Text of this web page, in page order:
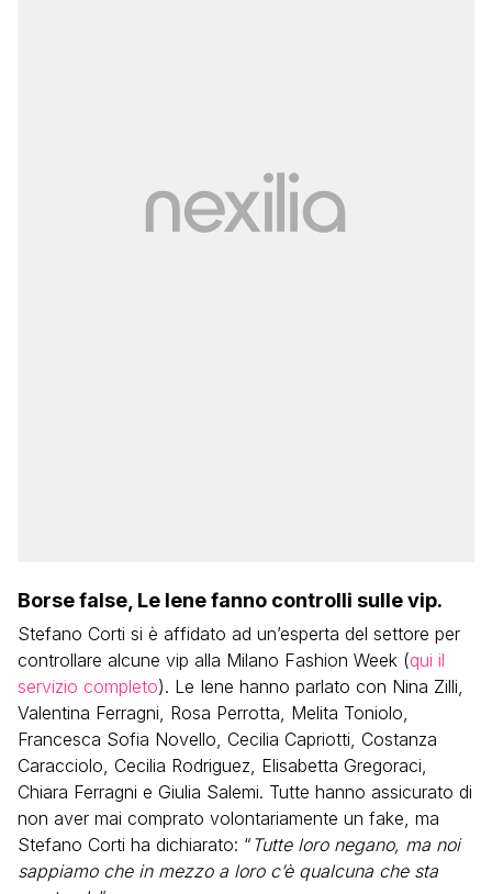
Borse false, Le Iene fanno controlli sulle vip.
Stefano Corti si è affidato ad un’esperta del settore per
controllare alcune vip alla Milano Fashion Week (qui il
servizio completo). Le Iene hanno parlato con Nina Zilli,
Valentina Ferragni, Rosa Perrotta, Melita Toniolo,
Francesca Sofia Novello, Cecilia Capriotti, Costanza
Caracciolo, Cecilia Rodriguez, Elisabetta Gregoraci,
Chiara Ferragni e Giulia Salemi. Tutte hanno assicurato di
non aver mai comprato volontariamente un fake, ma
Stefano Corti ha dichiarato: “ Tutte loro negano, ma noi
sappiamo che in mezzo a loro c’è qualcuna che sta